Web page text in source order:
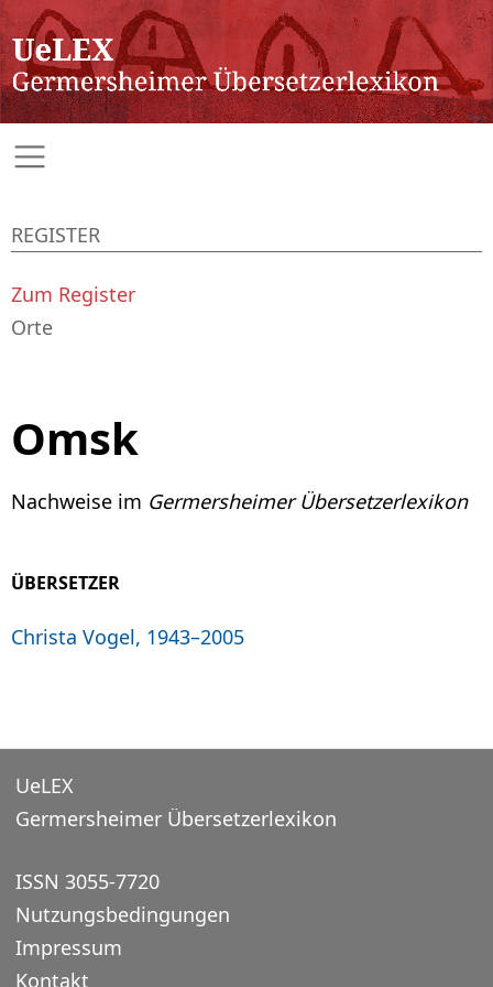
Omsk
Nachweise im Germersheimer Übersetzerlexikon
ÜBERSETZER
Christa Vogel, 1943–2005
REGISTER
Zum Register
Orte
UeLEX
Germersheimer Übersetzerlexikon
ISSN 3055-7720
Nutzungsbedingungen
Impressum
Kontakt